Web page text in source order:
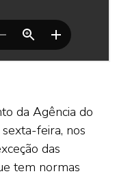
da Agência do
feira, nos
das
tem normas